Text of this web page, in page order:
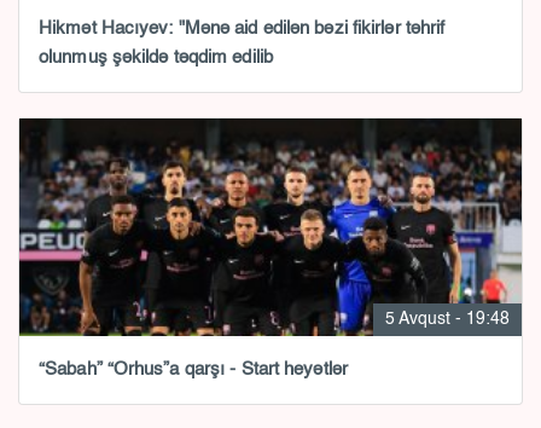
Hikmət Hacıyev: "Mənə aid edilən bəzi fikirlər təhrif
olunmuş şəkildə təqdim edilib
5 Avqust - 19:48
“Sabah” “Orhus”a qarşı - Start heyətlər